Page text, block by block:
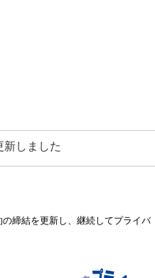
新しました
締結を更新し、継続してプライバ